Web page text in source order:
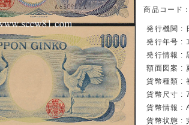
商品コード：
発行機関 :
発行年号 :
発行情報 :
額面図案 :
貨幣種類 :
貨幣尺寸 :
貨幣情報 :
貨幣状態 :